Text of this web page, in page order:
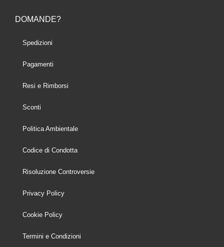
DOMANDE?
Spedizioni
Pagamenti
Resi e Rimborsi
Sconti
Politica Ambientale
Codice di Condotta
Risoluzione Controversie
Privacy Policy
Cookie Policy
Termini e Condizioni